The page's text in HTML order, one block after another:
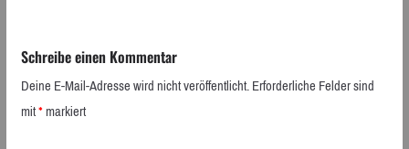
Schreibe einen Kommentar
Deine E-Mail-Adresse wird nicht veröffentlicht.Erforderliche Felder sind
mit*markiert